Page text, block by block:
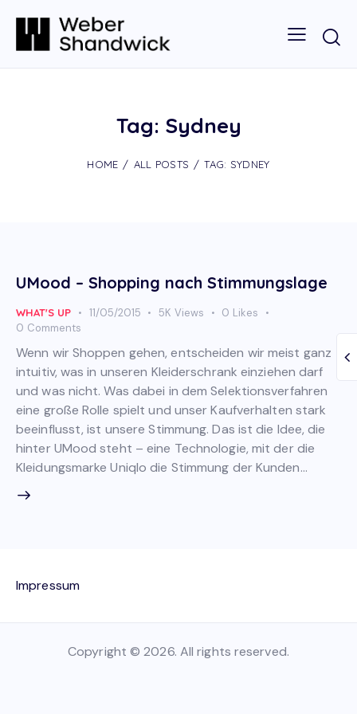
Tag: Sydney
HOME ALL POSTS TAG: SYDNEY
UMood – Shopping nach Stimmungslage
WHAT'S UP 11/05/2015 5K Views 0 Likes
0 Comments
Wenn wir Shoppen gehen, entscheiden wir meist ganz
intuitiv, was in unseren Kleiderschrank einziehen darf
und was nicht. Was dabei in dem Selektionsverfahren
eine große Rolle spielt und unser Kaufverhalten stark
beeinflusst, ist unsere Stimmung. Das ist die Idee, die
hinter UMood steht – eine Technologie, mit der die
Kleidungsmarke Uniqlo die Stimmung der Kunden…
Impressum
Copyright © 2026. All rights reserved.